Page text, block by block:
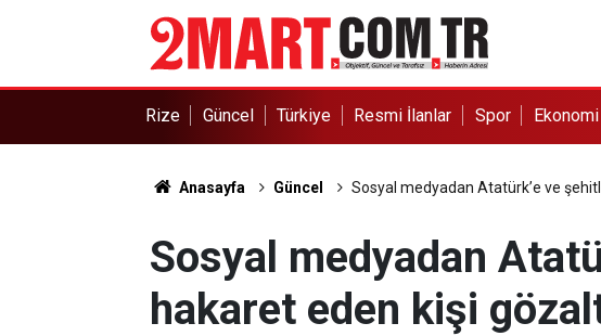
Rize Güncel Türkiye Resmi İlanlar Spor Ekonomi
Anasayfa Güncel Sosyal medyadan Atatürk’e ve
Sosyal medyadan
hakaret eden kişi